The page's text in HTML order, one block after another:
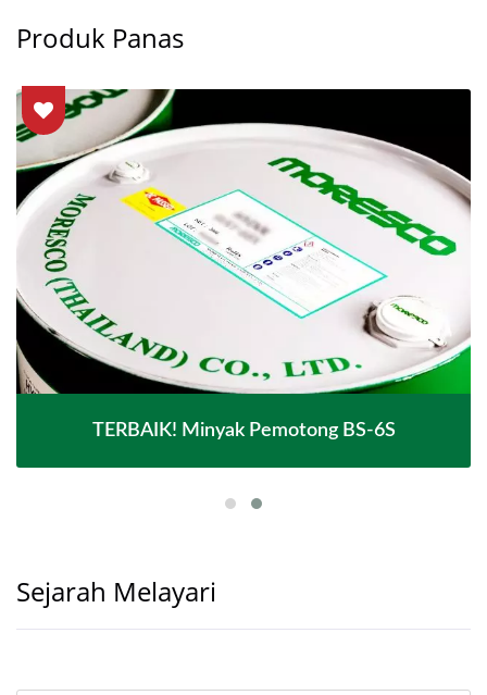
Produk Panas
TERBAIK! Minyak Pemotong BS-6S
Sejarah Melayari